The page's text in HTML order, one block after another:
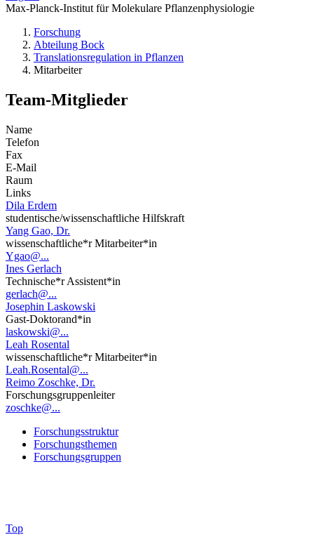
Max-Planck-Institut für Molekulare Pflanzenphysiologie
Forschung
Abteilung Bock
Translations­regulation in Pflanzen
Mitarbeiter
Team-Mitglieder
Name
Telefon
Fax
E-Mail
Raum
Links
Dila Erdem
studentische/wissenschaftliche Hilfskraft
Yang Gao, Dr.
wissenschaftliche*r Mitarbeiter*in
Ygao@...
Ines Gerlach
Technische*r Assistent*in
gerlach@...
Josephin Laskowski
Gast-Doktorand*in
laskowski@...
Leah Rosental
wissenschaftliche*r Mitarbeiter*in
Leah.Rosental@...
Reimo Zoschke, Dr.
Forschungsgruppenleiter
zoschke@...
Forschungsstruktur
Forschungsthemen
Forschungsgruppen
Top